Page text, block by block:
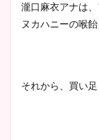
瀧口麻衣アナは
ヌカハニーの喉
それから、買い